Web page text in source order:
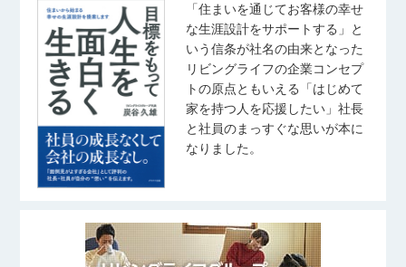
「住まいを通じてお客様の幸せ
な生涯設計をサポートする」と
いう信条が社名の由来となった
リビングライフの企業コンセプ
トの原点ともいえる「はじめて
家を持つ人を応援したい」社長
と社員のまっすぐな思いが本に
なりました。